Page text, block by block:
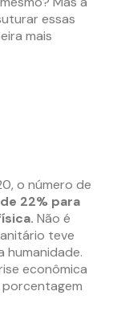
essas
mais
o número de
22% para
. Não é
teve
humanidade.
econômica
porcentagem